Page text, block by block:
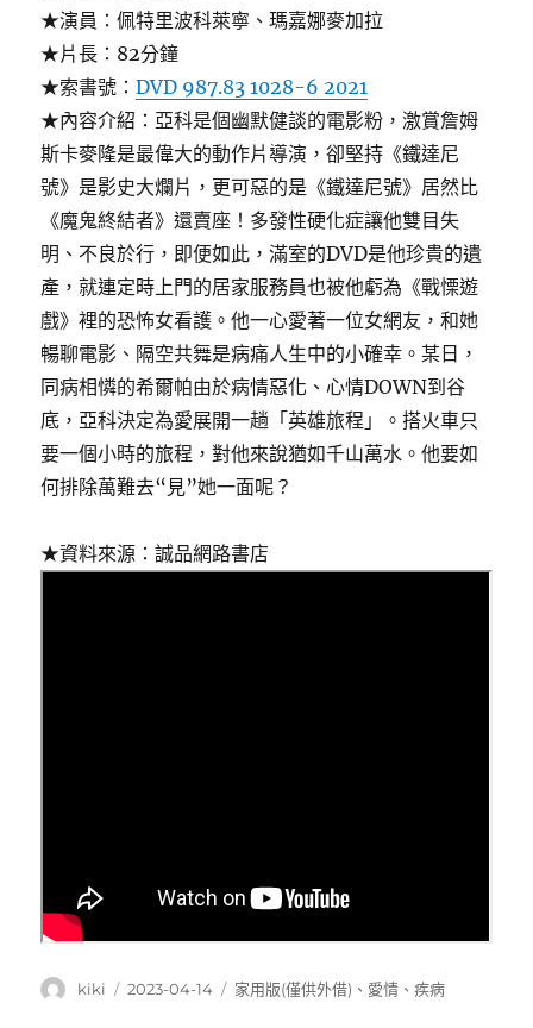
★演員：佩特里波科萊寧、瑪嘉娜麥加拉
★片長：82分鐘
★索書號：DVD 987.83 1028-6 2021
★內容介紹：亞科是個幽默健談的電影粉，激賞詹姆
斯卡麥隆是最偉大的動作片導演，卻堅持《鐵達尼
號》是影史大爛片，更可惡的是《鐵達尼號》居然比
《魔鬼終結者》還賣座！多發性硬化症讓他雙目失
明、不良於行，即便如此，滿室的DVD是他珍貴的遺
產，就連定時上門的居家服務員也被他虧為《戰慄遊
戲》裡的恐怖女看護。他一心愛著一位女網友，和她
暢聊電影、隔空共舞是病痛人生中的小確幸。某日，
同病相憐的希爾帕由於病情惡化、心情DOWN到谷
底，亞科決定為愛展開一趟「英雄旅程」。搭火車只
要一個小時的旅程，對他來說猶如千山萬水。他要如
何排除萬難去“見”她一面呢？
★資料來源：誠品網路書店
作
kiki
發
2023-04-14
分
家用版(僅供外借) 、 愛情 、疾病